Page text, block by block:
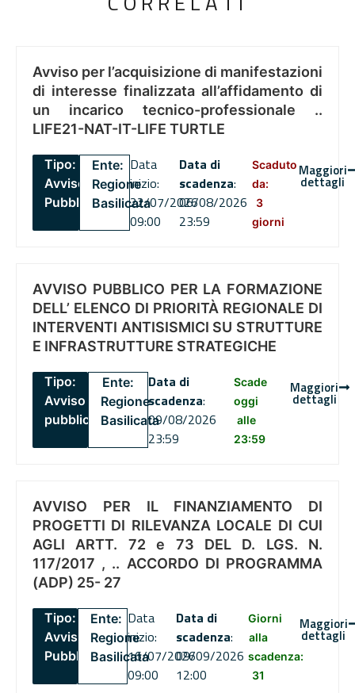
Avviso per l’acquisizione di manifestazioni
di interesse finalizzata all’affidamento di
un incarico tecnico-professionale ..
LIFE21-NAT-IT-LIFE TURTLE
Tipo:
Avviso
Pubblico
Ente:
Regione
Basilicata
Data
inizio:
22/07/2026
09:00
Data di
scadenza:
06/08/2026
23:59
Scaduto
da:
3
giorni
Maggiori
dettagli
AVVISO PUBBLICO PER LA FORMAZIONE
DELL’ ELENCO DI PRIORITÀ REGIONALE DI
INTERVENTI ANTISISMICI SU STRUTTURE
E INFRASTRUTTURE STRATEGICHE
Tipo:
Avviso
pubblico
Ente:
Regione
Basilicata
Data di
scadenza:
09/08/2026
23:59
Scade
oggi
alle
23:59
Maggiori
dettagli
AVVISO PER IL FINANZIAMENTO DI
PROGETTI DI RILEVANZA LOCALE DI CUI
AGLI ARTT. 72 e 73 DEL D. LGS. N.
117/2017 , .. ACCORDO DI PROGRAMMA
(ADP) 25- 27
Tipo:
Avviso
Pubblico
Ente:
Regione
Basilicata
Data
inizio:
16/07/2026
09:00
Data di
scadenza:
09/09/2026
12:00
Giorni
alla
scadenza:
31
Maggiori
dettagli